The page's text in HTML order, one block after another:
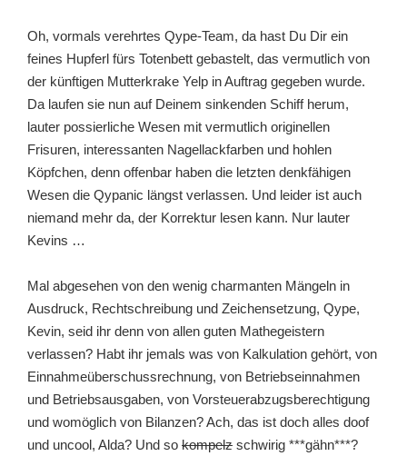
Oh, vormals verehrtes Qype-Team, da hast Du Dir ein
feines Hupferl fürs Totenbett gebastelt, das vermutlich von
der künftigen Mutterkrake Yelp in Auftrag gegeben wurde.
Da laufen sie nun auf Deinem sinkenden Schiff herum,
lauter possierliche Wesen mit vermutlich originellen
Frisuren, interessanten Nagellackfarben und hohlen
Köpfchen, denn offenbar haben die letzten denkfähigen
Wesen die Qypanic längst verlassen. Und leider ist auch
niemand mehr da, der Korrektur lesen kann. Nur lauter
Kevins …
Mal abgesehen von den wenig charmanten Mängeln in
Ausdruck, Rechtschreibung und Zeichensetzung, Qype,
Kevin, seid ihr denn von allen guten Mathegeistern
verlassen? Habt ihr jemals was von Kalkulation gehört, von
Einnahmeüberschussrechnung, von Betriebseinnahmen
und Betriebsausgaben, von Vorsteuerabzugsberechtigung
und womöglich von Bilanzen? Ach, das ist doch alles doof
und uncool, Alda? Und so kompelz schwirig ***gähn***?